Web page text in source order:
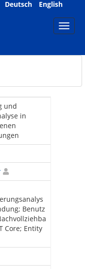
Deutsch English
und
in
Benutz
Core; Entity